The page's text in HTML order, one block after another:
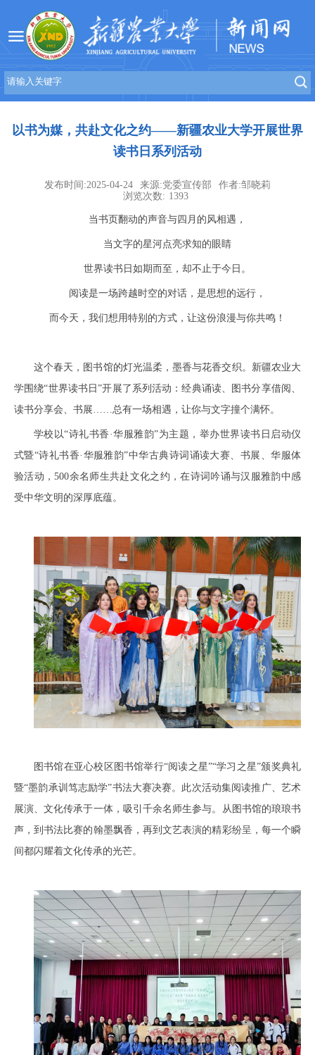
以书为媒，共赴文化之约——新疆农业大学开展世界
读书日系列活动
发布时间:2025-04-24 来源:党委宣传部
作者:邹晓莉
浏览次数: 1393
当书页翻动的声音与四月的风相遇，
当文字的星河点亮求知的眼睛
世界读书日如期而至，却不止于今日。
阅读是一场跨越时空的对话，是思想的远行，
而今天，我们想用特别的方式，让这份浪漫与你共鸣！
这个春天，图书馆的灯光温柔，墨香与花香交织。新疆农业大
学围绕“世界读书日”开展了系列活动：经典诵读、图书分享借阅、
读书分享会、书展……总有一场相遇，让你与文字撞个满怀。
学校以“诗礼书香·华服雅韵”为主题，举办世界读书日启动仪
式暨“诗礼书香·华服雅韵”中华古典诗词诵读大赛、书展、华服体
验活动，500余名师生共赴文化之约，在诗词吟诵与汉服雅韵中感
受中华文明的深厚底蕴。
图书馆在亚心校区图书馆举行“阅读之星”“学习之星”颁奖典礼
暨“墨韵承训笃志励学”书法大赛决赛。此次活动集阅读推广、艺术
展演、文化传承于一体，吸引千余名师生参与。从图书馆的琅琅书
声，到书法比赛的翰墨飘香，再到文艺表演的精彩纷呈，每一个瞬
间都闪耀着文化传承的光芒。